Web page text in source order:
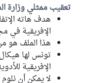
تعقيب ممثلي وزارة
هدف هاته
الإفريقية في
هذا الملف هو
تونس لها
الإفريقية
لا يمكن أن